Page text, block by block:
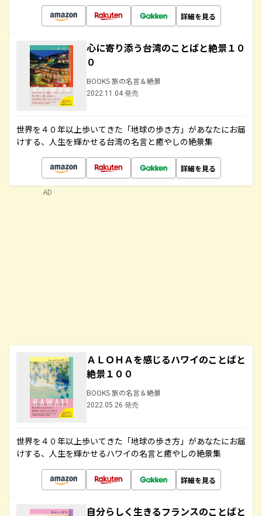
詳細を見る
心に寄り添う台湾のことばと絶景１０
０
BOOKS 旅の名言＆絶景
2022.11.04 発売
世界を４０年以上歩いてきた「地球の歩き方」があなたにお届
けする、人生を輝かせる台湾の名言と癒やしの絶景集
詳細を見る
ＡＬＯＨＡを感じるハワイのことばと
絶景１００
BOOKS 旅の名言＆絶景
2022.05.26 発売
世界を４０年以上歩いてきた「地球の歩き方」があなたにお届
けする、人生を輝かせるハワイの名言と癒やしの絶景集
詳細を見る
自分らしく生きるフランスのことばと
AD